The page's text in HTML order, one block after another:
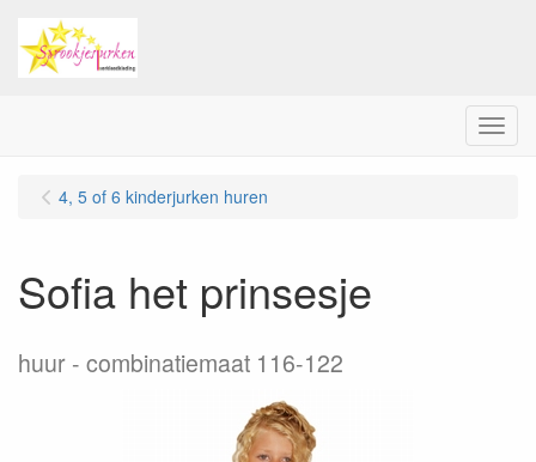
Menu
4, 5 of 6 kinderjurken huren
Sofia het prinsesje
huur combinatiemaat 116-122